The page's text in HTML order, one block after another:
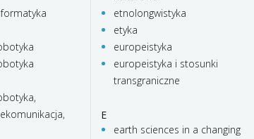
etnolongwistyka
etyka
europeistyka
europeistyka i stosunki
transgraniczne
E
earth sciences in a changing